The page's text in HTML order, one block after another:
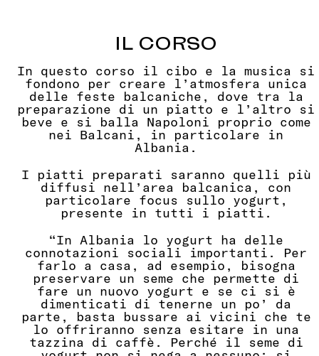
IL CORSO
In questo corso il cibo e la musica si
fondono per creare l’atmosfera unica
delle feste balcaniche, dove tra la
preparazione di un piatto e l’altro si
beve e si balla Napoloni proprio come
nei Balcani, in particolare in
Albania.
I piatti preparati saranno quelli più
diffusi nell’area balcanica, con
particolare focus sullo yogurt,
presente in tutti i piatti.
“In Albania lo yogurt ha delle
connotazioni sociali importanti. Per
farlo a casa, ad esempio, bisogna
preservare un seme che permette di
fare un nuovo yogurt e se ci si è
dimenticati di tenerne un po’ da
parte, basta bussare ai vicini che te
lo offriranno senza esitare in una
tazzina di caffè. Perché il seme di